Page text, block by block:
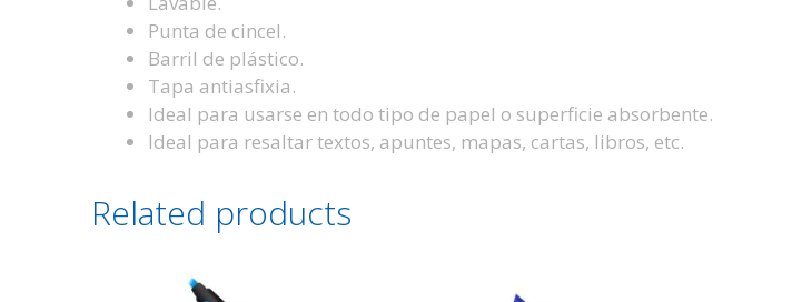
Punta de cincel.
Barril de plástico.
Tapa antiasfixia.
Ideal para usarse en todo tipo de papel o superficie absorbente.
Ideal para resaltar textos, apuntes, mapas, cartas, libros, etc.
Related products